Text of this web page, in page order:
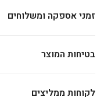
זמני אספקה ומשלוחים
בטיחות המוצר
לקוחות ממליצים